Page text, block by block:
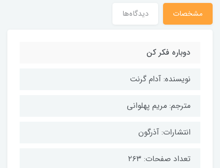
مشخصات دیدگاه‌ها
دوباره فکر کن
نویسنده: آدام گرنت
مترجم: مریم پهلوانی
انتشارات: آذرگون
تعداد صفحات: ۲۶۳